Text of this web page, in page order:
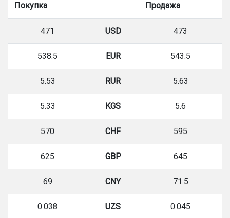
Покупка Продажа
471 USD 473
538.5 EUR 543.5
5.53 RUR 5.63
5.33 KGS 5.6
570 CHF 595
625 GBP 645
69 CNY 71.5
0.038 UZS 0.045